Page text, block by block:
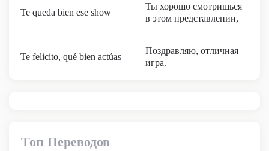
Te queda bien esе show
Ты хорошо смотришься
в этом представлении,
Te felicito, qué bien actúas
Поздравляю, отличная
игра.
Топ Переводов